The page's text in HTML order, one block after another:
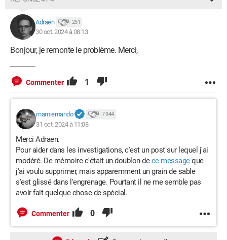
Adraen 251
30 oct. 2024 à 08:13
Bonjour, je remonte le problème. Merci,
Commenter 1
mamiemando 7 944
31 oct. 2024 à 11:08
Merci Adraen.
Pour aider dans les investigations, c'est un post sur lequel j'ai
modéré. De mémoire c'était un doublon dece messageque
j'ai voulu supprimer, mais apparemment un grain de sable
s'est glissé dans l'engrenage. Pourtant il ne me semble pas
avoir fait quelque chose de spécial.
Commenter 0